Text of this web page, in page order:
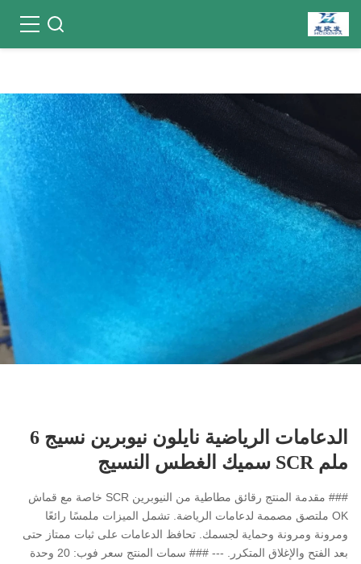
الدعامات الرياضية نايلون نيوبرين نسيج 6
ملم SCR سميك الغطس النسيج
### مقدمة المنتج رقائق مطاطية من النيوبرين SCR خاصة مع قماش
OK ملتصق مصممة لدعامات الرياضة. تشمل الميزات ملمسًا رائعًا
ومرونة ومرونة وحماية لجسمك. تحافظ الدعامات على ثبات ممتاز حتى
بعد الفتح والإغلاق المتكرر. --- ### سمات المنتج سعر فوب: 20 وحدة